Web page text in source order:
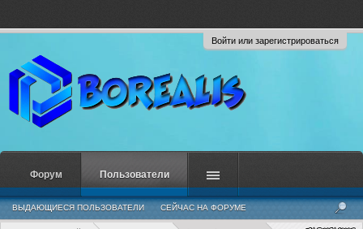
Войти или зарегистрироваться
Форум Пользователи
ВЫДАЮЩИЕСЯ ПОЛЬЗОВАТЕЛИ СЕЙЧАС НА ФОРУМЕ
НЕДАВНЯЯ АКТИВНОСТЬ НОВЫЕ СООБЩЕНИЯ ПРОФИЛЯ